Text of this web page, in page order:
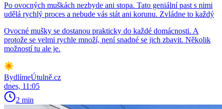
Po ovocných muškách nezbyde ani stopa. Tato geniální past s nimi
udělá rychlý proces a nebude vás stát ani korunu. Zvládne to každý
Ovocné mušky se dostanou prakticky do každé domácnosti. A
protože se velmi rychle množí, není snadné se jich zbavit. Několik
možností tu ale je.
BydlímeÚtulně.cz
dnes, 11:05
2 min